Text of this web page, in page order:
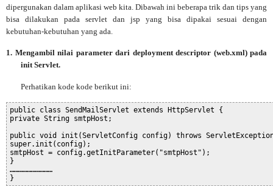
dipergunakan dalam aplikasi web kita. Dibawah ini beberapa trik dan tips yang
bisa dilakukan pada servlet dan jsp yang bisa dipakai sesuai dengan
kebutuhan-kebutuhan yang ada.
1. Mengambil nilai parameter dari deployment descriptor (web.xml) pada
init Servlet.
Perhatikan kode kode berikut ini:
public class SendMailServlet extends HttpServlet {
private String smtpHost;
public void init(ServletConfig config) throws
super.init(config);
smtpHost = config.getInitParameter("smtpHost");
}
…………………………
}